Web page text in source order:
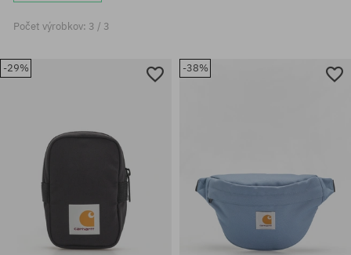
Počet výrobkov: 3 / 3
-29% -38%